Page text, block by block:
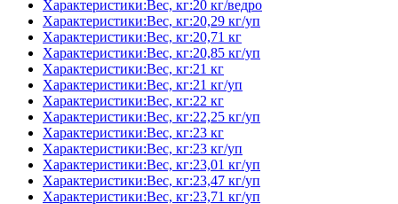
Характеристики:Вес, кг:20 кг/ведро
Характеристики:Вес, кг:20,29 кг/уп
Характеристики:Вес, кг:20,71 кг
Характеристики:Вес, кг:20,85 кг/уп
Характеристики:Вес, кг:21 кг
Характеристики:Вес, кг:21 кг/уп
Характеристики:Вес, кг:22 кг
Характеристики:Вес, кг:22,25 кг/уп
Характеристики:Вес, кг:23 кг
Характеристики:Вес, кг:23 кг/уп
Характеристики:Вес, кг:23,01 кг/уп
Характеристики:Вес, кг:23,47 кг/уп
Характеристики:Вес, кг:23,71 кг/уп